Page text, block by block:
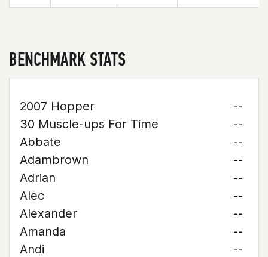
BENCHMARK STATS
2007 Hopper
--
30 Muscle-ups For Time
--
Abbate
--
Adambrown
--
Adrian
--
Alec
--
Alexander
--
Amanda
--
Andi
--